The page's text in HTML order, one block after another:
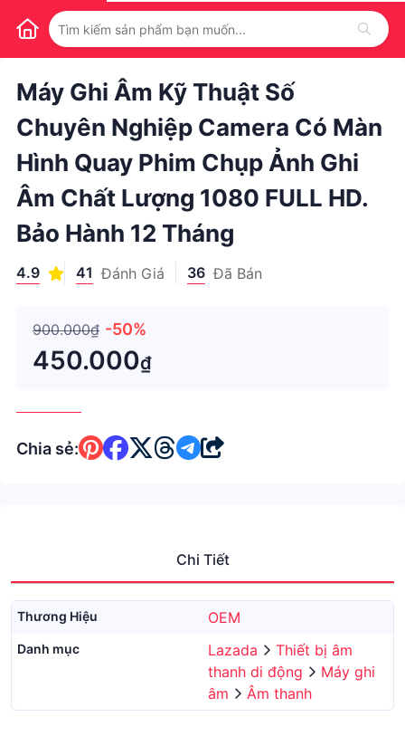
1 / 1
Máy Ghi Âm Kỹ Thuật Số
Chuyên Nghiệp Camera Có Màn
Hình Quay Phim Chụp Ảnh Ghi
Âm Chất Lượng 1080 FULL HD.
Bảo Hành 12 Tháng
4.9 41 Đánh Giá 36 Đã Bán
900.000₫ -50%
450.000₫
Chia sẻ:
Chi Tiết
Thương Hiệu OEM
Danh mục Lazada
Thiết bị âm
thanh di động
Máy ghi
âm
Âm thanh